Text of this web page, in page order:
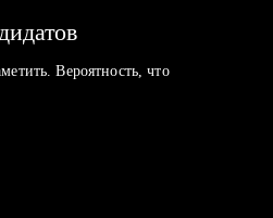
Вероятность, что